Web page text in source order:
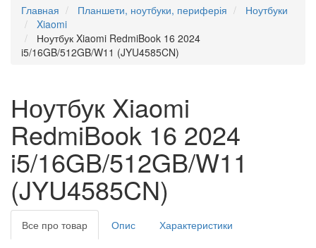
Главная
Планшети, ноутбуки, периферія
Ноутбуки
Xiaomi
Ноутбук Xiaomi RedmiBook 16 2024
i5/16GB/512GB/W11 (JYU4585CN)
Ноутбук Xiaomi
RedmiBook 16 2024
i5/16GB/512GB/W11
(JYU4585CN)
Все про товар Опис Характеристики